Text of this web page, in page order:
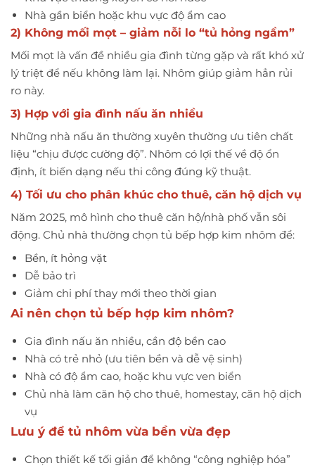
Nhà gần biển hoặc khu vực độ ẩm cao
2) Không mối mọt – giảm nỗi lo “tủ hỏng ngầm”
Mối mọt là vấn đề nhiều gia đình từng gặp và rất khó xử
lý triệt để nếu không làm lại. Nhôm giúp giảm hẳn rủi
ro này.
3) Hợp với gia đình nấu ăn nhiều
Những nhà nấu ăn thường xuyên thường ưu tiên chất
liệu “chịu được cường độ”. Nhôm có lợi thế về độ ổn
định, ít biến dạng nếu thi công đúng kỹ thuật.
4) Tối ưu cho phân khúc cho thuê, căn hộ dịch vụ
Năm 2025, mô hình cho thuê căn hộ/nhà phố vẫn sôi
động. Chủ nhà thường chọn tủ bếp hợp kim nhôm để:
Bền, ít hỏng vặt
Dễ bảo trì
Giảm chi phí thay mới theo thời gian
Ai nên chọn tủ bếp hợp kim nhôm?
Gia đình nấu ăn nhiều, cần độ bền cao
Nhà có trẻ nhỏ (ưu tiên bền và dễ vệ sinh)
Nhà có độ ẩm cao, hoặc khu vực ven biển
Chủ nhà làm căn hộ cho thuê, homestay, căn hộ dịch
vụ
Lưu ý để tủ nhôm vừa bền vừa đẹp
Chọn thiết kế tối giản để không “công nghiệp hóa”